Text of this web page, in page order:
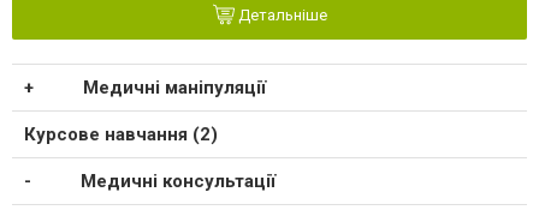
Детальніше
Медичні маніпуляції
Курсове навчання (2)
Медичні консультації